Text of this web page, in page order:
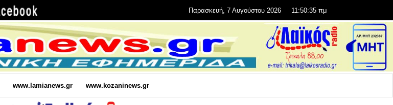
Παρασκευή, 7 Αυγούστου 2026 11:50:36 πμ
www.lamianews.gr www.kozaninews.gr